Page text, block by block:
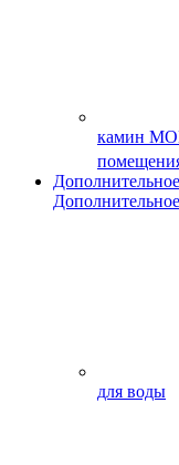
камин
для воды